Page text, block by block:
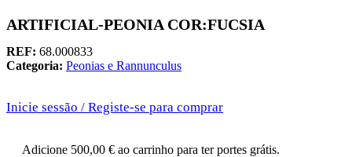
ARTIFICIAL-PEONIA COR:FUCSIA
REF: 68.000833
Categoria: Peonias e Rannunculus
Inicie sessão / Registe-se para comprar
Adicione 500,00 € ao carrinho para ter portes grátis.